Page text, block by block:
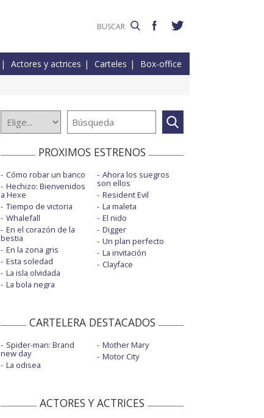
Actores y actrices Carteles Box-office
PROXIMOS ESTRENOS
Cómo robar un banco
Hechizo: Bienvenidos
a Hexe
Tiempo de victoria
Whalefall
En el corazón de la
bestia
En la zona gris
Esta soledad
La isla olvidada
La bola negra
Ahora los suegros
son ellos
Resident Evil
La maleta
El nido
Digger
Un plan perfecto
La invitación
Clayface
CARTELERA DESTACADOS
Spider-man: Brand
new day
La odisea
Mother Mary
Motor City
ACTORES Y ACTRICES